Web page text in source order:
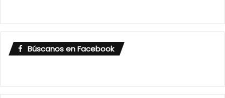
Búscanos en Facebook